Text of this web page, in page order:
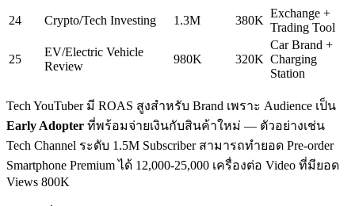
24
Crypto/Tech Investing 1.3M 380K
Exchange +
Trading Tool
25
EV/Electric Vehicle
Review
980K 320K
Car Brand +
Charging
Station
Tech YouTuber มี ROAS สูงสำหรับ Brand เพราะ Audience เป็น
Early Adopter ที่พร้อมจ่ายเงินกับสินค้าใหม่ — ตัวอย่างเช่น
Tech Channel ระดับ 1.5M Subscriber สามารถทำยอด Pre-order
Smartphone Premium ได้ 12,000-25,000 เครื่องต่อ Video ที่มียอด
Views 800K